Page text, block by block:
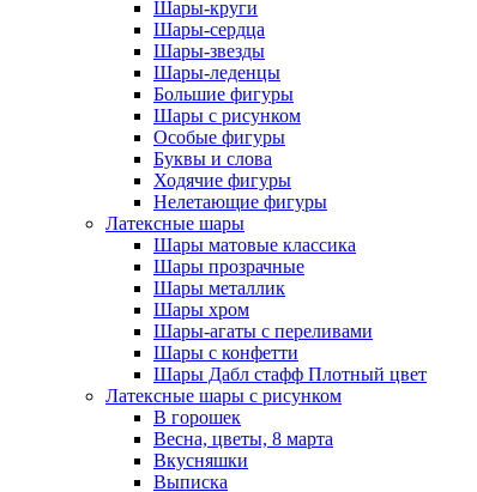
Шары-круги
Шары-сердца
Шары-звезды
Шары-леденцы
Большие фигуры
Шары с рисунком
Особые фигуры
Буквы и слова
Ходячие фигуры
Нелетающие фигуры
Латексные шары
Шары матовые классика
Шары прозрачные
Шары металлик
Шары хром
Шары-агаты с переливами
Шары с конфетти
Шары Дабл стафф Плотный цвет
Латексные шары с рисунком
В горошек
Весна, цветы, 8 марта
Вкусняшки
Выписка